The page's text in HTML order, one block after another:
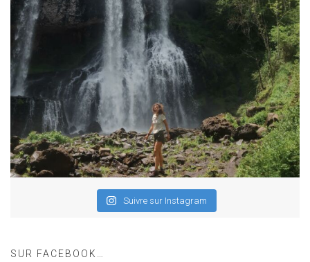
Suivre sur Instagram
SUR FACEBOOK…